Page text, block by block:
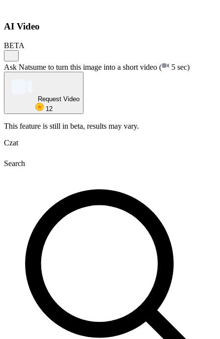
AI Video
BETA
Ask Natsume to turn this image into a short video ( 5 sec)
Request Video
12
This feature is still in beta, results may vary.
Czat
Search